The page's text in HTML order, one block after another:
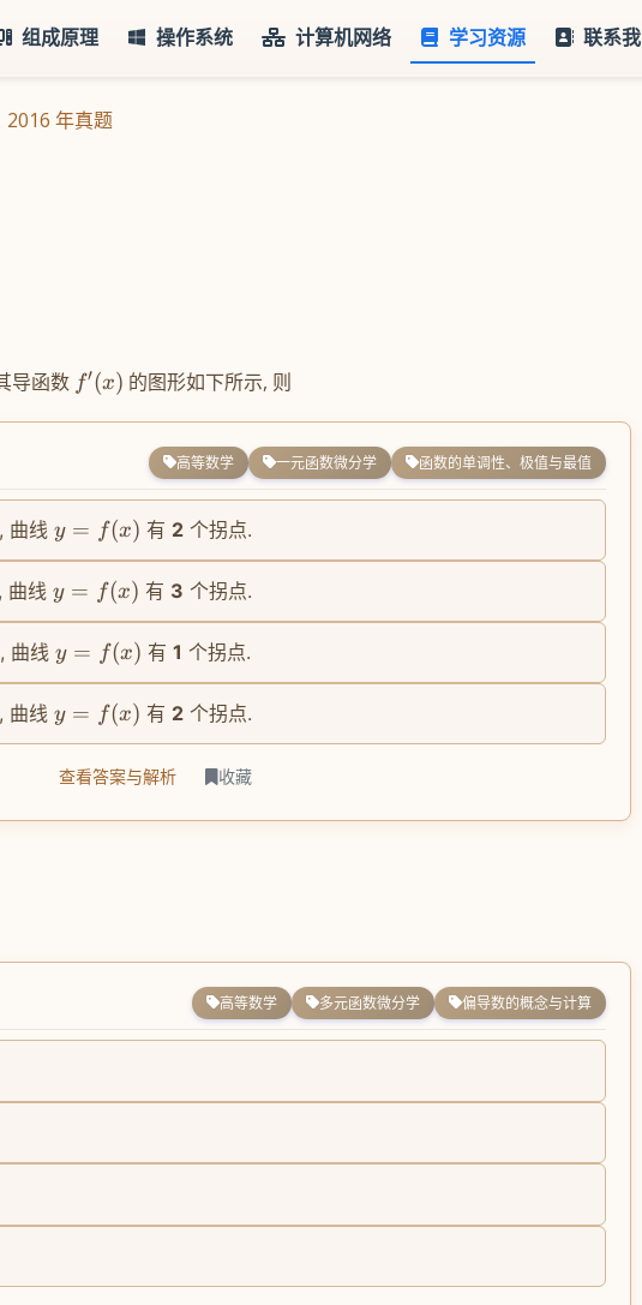
组成原理 操作系统 计算机网络 学习资源 联系我
2016 年真题
导函数 f′(x) 的图形如下所示, 则
高等数学 一元函数微分学 函数的单调性、极值与最值
曲线y = f(x) 有 2个拐点.
曲线y = f(x) 有 3 个拐点.
曲线y = f(x) 有 1 个拐点.
曲线y = f(x) 有 2个拐点.
查看答案与解析 收藏
高等数学 多元函数微分学 偏导数的概念与计算